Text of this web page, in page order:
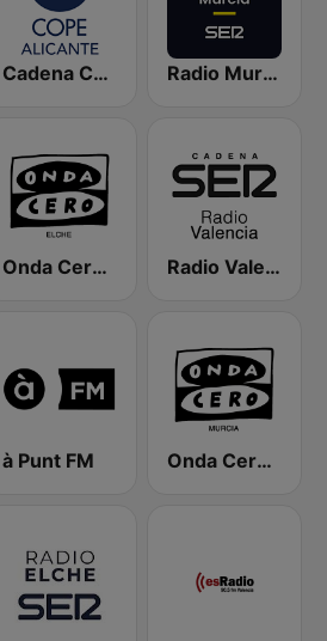
Cadena COPE Alicante Radio Murcia SER
Onda Cero Elche Radio Valencia SER
à Punt FM Onda Cero Murcia